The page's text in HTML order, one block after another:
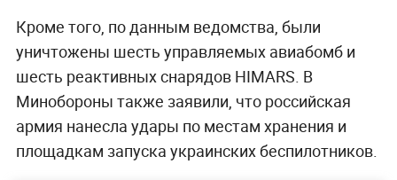
Кроме того, по данным ведомства, были
уничтожены шесть управляемых авиабомб и
шесть реактивных снарядов HIMARS. В
Минобороны также заявили, что российская
армия нанесла удары по местам хранения и
площадкам запуска украинских беспилотников.